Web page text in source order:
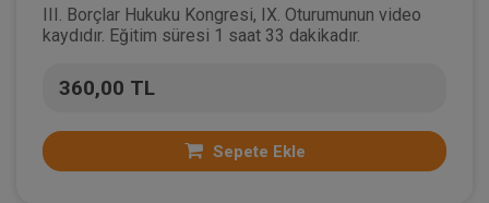
III. Borçlar Hukuku Kongresi, IX. Oturumunun video
kaydıdır. Eğitim süresi 1 saat 33 dakikadır.
360,00 TL
Sepete Ekle